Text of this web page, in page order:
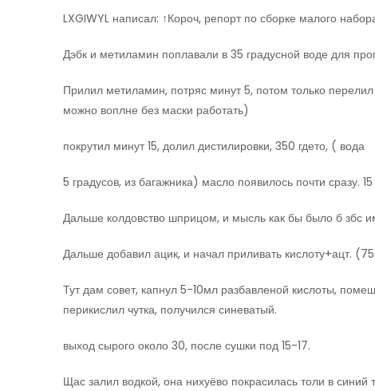
LXGIWYL написал: ↑Короч, репорт по сборке малого
Дэбк и метиламин поплавали в 35 градусной воде для
Прилил метиламин, потряс минут 5, потом только
можно воплне без маски работать)
покрутил минут 15, долил дистилировки, 350 гдето, ( вода
5 градусов, из багажника) масло появилось почти сразу.
Дальше колдовство шприцом, и мысль как бы было б збс
Дальше добавил ацик, и начал приливать кислоту+ацт.
Тут дам совет, капнул 5-10мл разбавленой кислоты,
перикислил чутка, получился синеватый.
выход сырого около 30, после сушки под 15-17.
Щас залил водкой, она нихуёво покрасилась толи в